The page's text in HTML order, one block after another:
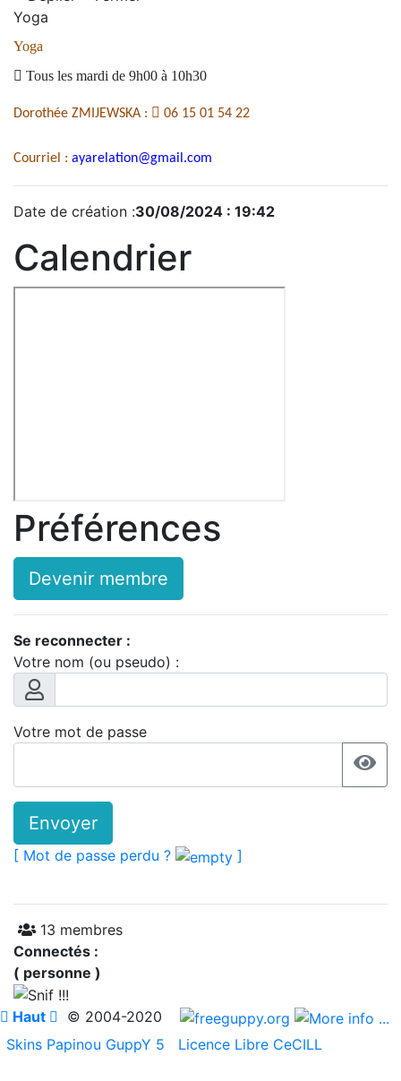
Yoga
Yoga
 Tous les mardi de 9h00 à 10h30
Dorothée ZMIJEWSKA :  06 15 01 54 22
Courriel : ayarelation@gmail.com
Date de création :30/08/2024 : 19:42
Calendrier
Préférences
Devenir membre
Se reconnecter :
Votre nom (ou pseudo) :
Votre mot de passe
Envoyer
[ Mot de passe perdu ? ]
13 membres
Connectés :
( personne )
 Haut  © 2004-2020
Skins Papinou GuppY 5
Licence Libre CeCILL